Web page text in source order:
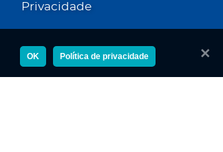
OK Política de privacidade
Privacidade